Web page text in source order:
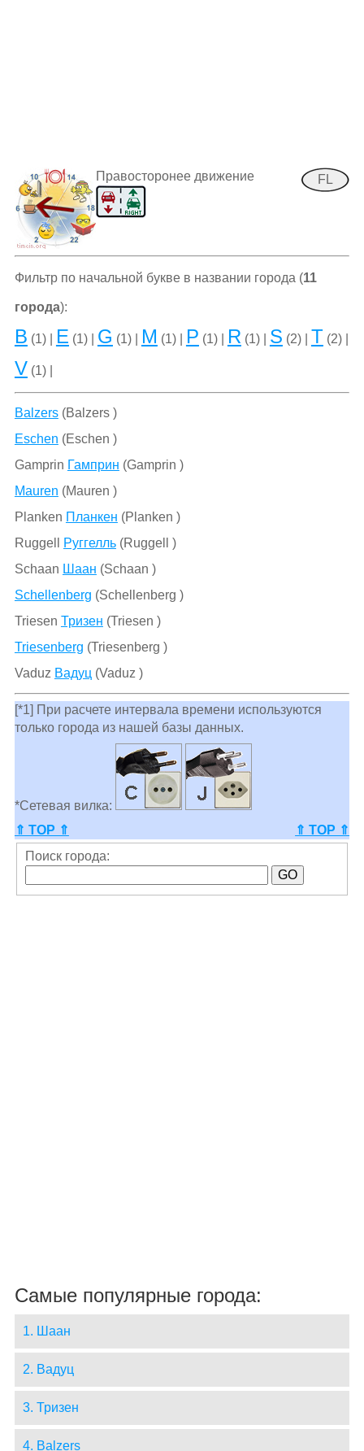
FL
Правосторонее движение
Фильтр по начальной букве в названии города (11
города):
B (1) | E (1) | G (1) | M (1) | P (1) | R (1) | S (2) | T (2) |
V (1) |
Balzers(Balzers )
Eschen (Eschen )
Gamprin Гамприн (Gamprin )
Mauren (Mauren )
Planken Планкен (Planken )
Ruggell
Руггелль(Ruggell )
Schaan Шаан (Schaan )
Schellenberg (Schellenberg )
Triesen Тризен (Triesen )
Triesenberg (Triesenberg )
Vaduz Вадуц (Vaduz )
[*1] При расчете интервала времени используются
только города из нашей базы данных.
*Сетевая вилка:
⇑ TOP ⇑
⇑ TOP ⇑
Поиск города:
Самые популярные города:
1. Шаан
2. Вадуц
3. Тризен
4. Balzers